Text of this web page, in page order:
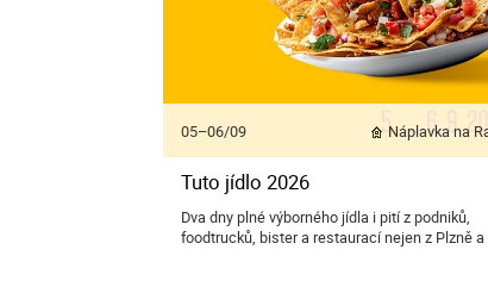
05–06/09 Náplavka na
Tuto jídlo 2026
Dva dny plné výborného jídla i pití z podniků,
foodtrucků, bister a restaurací nejen z Plzně a